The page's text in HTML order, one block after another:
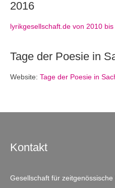
2016
lyrikgesellschaft.de von 2010
Tage der Poesie in
Website: Tage der Poesie in
Kontakt
Gesellschaft für zeitgenössische